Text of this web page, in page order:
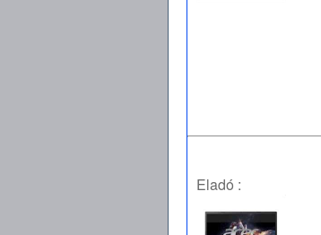
Eladó :